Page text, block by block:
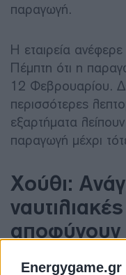
Energygame.gr
παραγωγή.
Η εταιρεία
Πέμπτη ότι η
12 Φεβρουαρίου.
περισσότερες
εξαρτήματα
παραγωγή μέχρι
Χούθι:
αποφύγουν